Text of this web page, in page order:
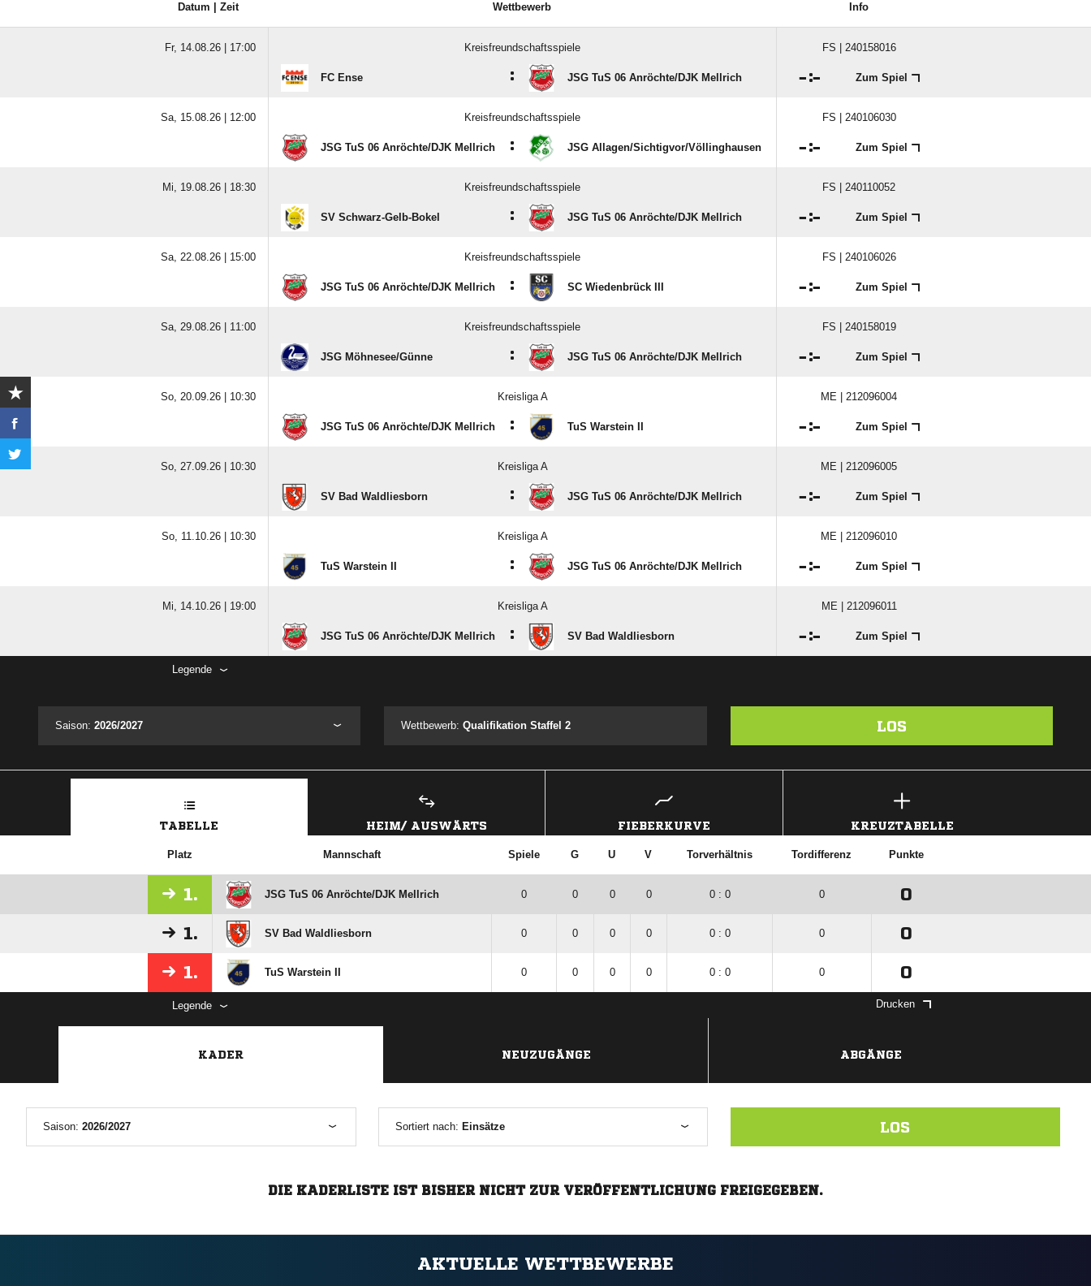
Datum | Zeit Wettbewerb Info
Fr, 14.08.26 | 17:00 Kreisfreundschaftsspiele FS | 240158016
FC Ense : JSG TuS 06 Anröchte/​DJK Mellrich : Zum Spiel
Sa, 15.08.26 | 12:00 Kreisfreundschaftsspiele FS | 240106030
JSG TuS 06 Anröchte/​DJK Mellrich : JSG Allagen/​Sichtigvor/​Völlinghausen : Zum Spiel
Mi, 19.08.26 | 18:30 Kreisfreundschaftsspiele FS | 240110052
SV Schwarz-Gelb-Bokel : JSG TuS 06 Anröchte/​DJK Mellrich : Zum Spiel
Sa, 22.08.26 | 15:00 Kreisfreundschaftsspiele FS | 240106026
JSG TuS 06 Anröchte/​DJK Mellrich : SC Wiedenbrück III : Zum Spiel
Sa, 29.08.26 | 11:00 Kreisfreundschaftsspiele FS | 240158019
JSG Möhnesee/​Günne : JSG TuS 06 Anröchte/​DJK Mellrich : Zum Spiel
So, 20.09.26 | 10:30 Kreisliga A ME | 212096004
JSG TuS 06 Anröchte/​DJK Mellrich : TuS Warstein II : Zum Spiel
So, 27.09.26 | 10:30 Kreisliga A ME | 212096005
SV Bad Waldliesborn : JSG TuS 06 Anröchte/​DJK Mellrich : Zum Spiel
So, 11.10.26 | 10:30 Kreisliga A ME | 212096010
TuS Warstein II : JSG TuS 06 Anröchte/​DJK Mellrich : Zum Spiel
Mi, 14.10.26 | 19:00 Kreisliga A ME | 212096011
JSG TuS 06 Anröchte/​DJK Mellrich : SV Bad Waldliesborn : Zum Spiel
Legende
Saison: 2026/2027 Wettbewerb:Qualifikation Staffel 2 LOS
TABELLE HEIM/ AUSWÄRTS FIEBERKURVE KREUZTABELLE
Platz Mannschaft Spiele G U V Torverhältnis Tordifferenz Punkte
1. JSG TuS 06 Anröchte/​DJK Mellrich 0 0 0 0 0 : 0 0 0
1. SV Bad Waldliesborn 0 0 0 0 0 : 0 0 0
1. TuS Warstein II 0 0 0 0 0 : 0 0 0
Legende Drucken
KADER NEUZUGÄNGE ABGÄNGE
Saison: 2026/2027 Sortiert nach: Einsätze LOS
DIE KADERLISTE IST BISHER NICHT ZUR VERÖFFENTLICHUNG FREIGEGEBEN.
AKTUELLE WETTBEWERBE